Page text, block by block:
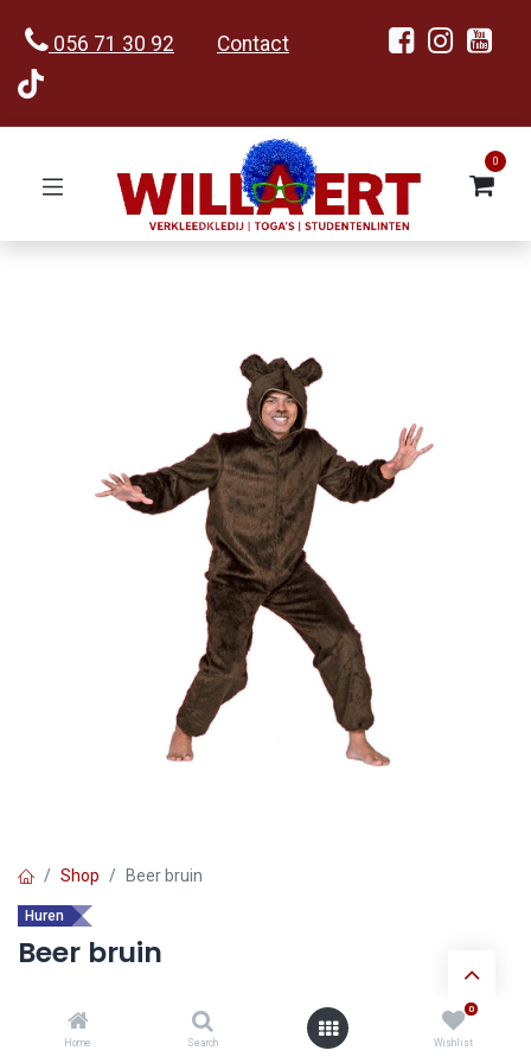
Home Search
0
Wishlist
056 71 30 92 Contact
0
Shop Beer bruin
Huren
Beer bruin
Ontdek de voordelen van huur verkleedkledij